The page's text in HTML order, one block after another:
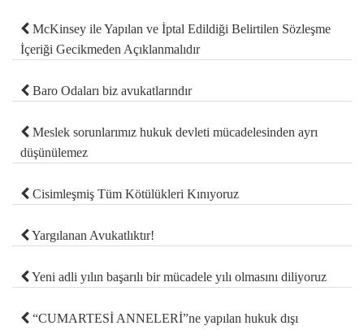
McKinsey ile Yapılan ve İptal Edildiği Belirtilen Sözleşme
İçeriği Gecikmeden Açıklanmalıdır
Baro Odaları biz avukatlarındır
Meslek sorunlarımız hukuk devleti mücadelesinden ayrı
düşünülemez
Cisimleşmiş Tüm Kötülükleri Kınıyoruz
Yargılanan Avukatlıktır!
Yeni adli yılın başarılı bir mücadele yılı olmasını diliyoruz
“CUMARTESİ ANNELERİ”ne yapılan hukuk dışı